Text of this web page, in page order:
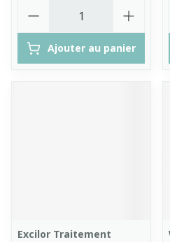
Ajouter au panier
Excilor Traitement